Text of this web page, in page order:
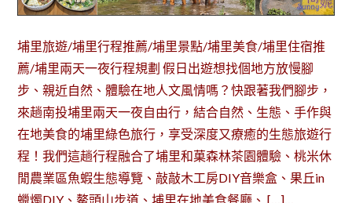
埔里旅遊/埔里行程推薦/埔里景點/埔里美食/埔里住宿推
薦/埔里兩天一夜行程規劃 假日出遊想找個地方放慢腳
步、親近自然、體驗在地人文風情嗎？快跟著我們腳步，
來趟南投埔里兩天一夜自由行，結合自然、生態、手作與
在地美食的埔里綠色旅行，享受深度又療癒的生態旅遊行
程！我們這趟行程融合了埔里和菓森林茶園體驗、桃米休
閒農業區魚蝦生態導覽、敲敲木工房DIY音樂盒、果丘in
蠟燭DIY、鰲頭山步道、埔里在地美食餐廳、 […]…